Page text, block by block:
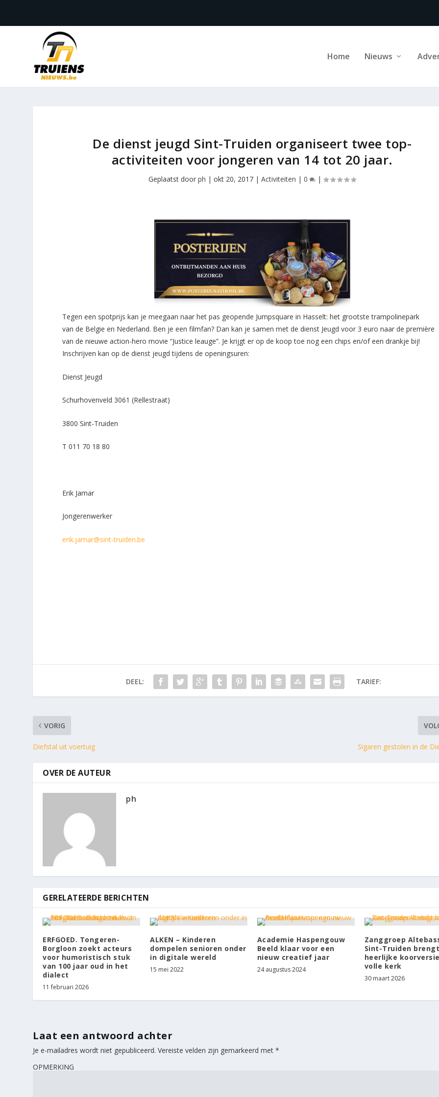
Home Nieuws
De dienst jeugd Sint-Truiden organiseert twee top-
activiteiten voor jongeren van 14 tot 20 jaar.
Geplaatst doorph |okt 20, 2017 |Activiteiten |0 |
Tegen een spotprijs kan je meegaan naar het pas geopende Jumpsquare in Hasselt: het grootste trampolinepark
van de Belgie en Nederland. Ben je een filmfan? Dan kan je samen met de dienst Jeugd voor 3 euro naar de première
van de nieuwe action-hero movie “Justice leauge”. Je krijgt er op de koop toe nog een chips en/of een drankje bij!
Inschrijven kan op de dienst jeugd tijdens de openingsuren:
Dienst Jeugd
Schurhovenveld 3061 (Rellestraat)
3800 Sint-Truiden
T 011 70 18 80
Erik Jamar
Jongerenwerker
erik.jamar@sint-truiden.be
DEEL: TARIEF:
VORIG
Diefstal uit voertuig Sigaren gestolen in de
OVER DE AUTEUR
ph
GERELATEERDE BERICHTEN
ERFGOED. Tongeren-
Borgloon zoekt acteurs
voor humoristisch stuk
van 100 jaar oud in het
dialect
11 februari 2026
ALKEN – Kinderen
dompelen senioren onder
in digitale wereld
15 mei 2022
Academie Haspengouw
Beeld klaar voor een
nieuw creatief jaar
24 augustus 2024
Zanggroep
Sint-Truiden brengt
heerlijke
volle kerk
30 maart 2026
Laat een antwoord achter
Je e-mailadres wordt niet gepubliceerd. Vereiste velden zijn gemarkeerd met*
OPMERKING